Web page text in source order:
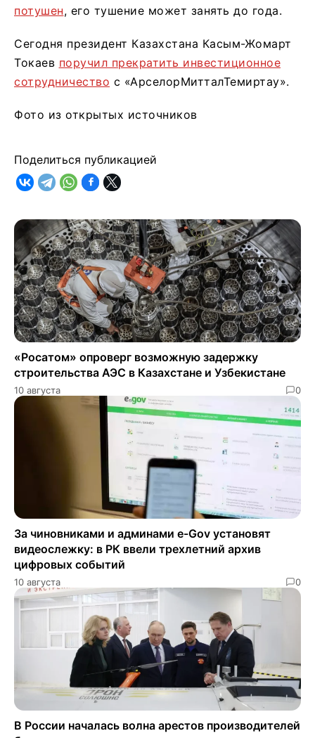
потушен, его тушение может занять до года.
Сегодня президент Казахстана Касым-Жомарт
Токаев поручил прекратить инвестиционное
сотрудничество с «АрселорМитталТемиртау».
Фото из открытых источников
Поделиться публикацией
«Росатом» опроверг возможную задержку
строительства АЭС в Казахстане и Узбекистане
10 августа 0
За чиновниками и админами e-Gov установят
видеослежку: в РК ввели трехлетний архив
цифровых событий
10 августа 0
В России началась волна арестов производителей